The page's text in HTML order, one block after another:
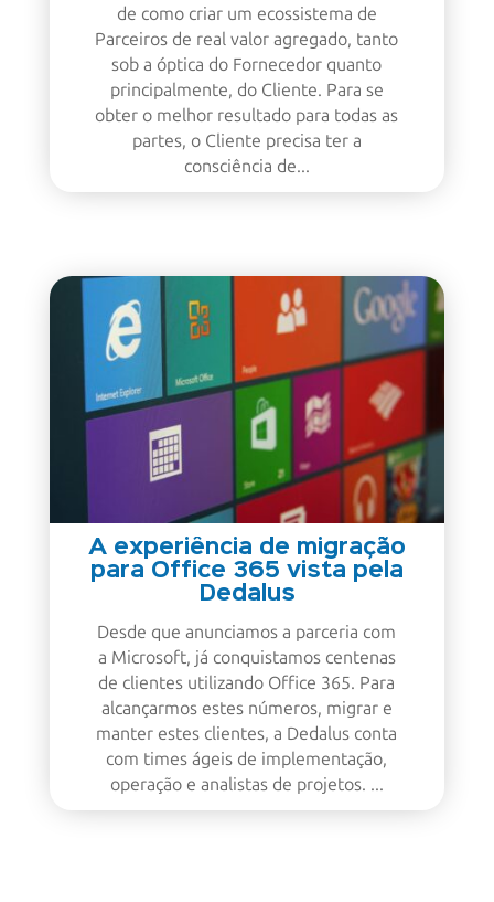
de como criar um ecossistema de
Parceiros de real valor agregado, tanto
sob a óptica do Fornecedor quanto
principalmente, do Cliente. Para se
obter o melhor resultado para todas as
partes, o Cliente precisa ter a
consciência de...
A experiência de migração
para Office 365 vista pela
Dedalus
Desde que anunciamos a parceria com
a Microsoft, já conquistamos centenas
de clientes utilizando Office 365. Para
alcançarmos estes números, migrar e
manter estes clientes, a Dedalus conta
com times ágeis de implementação,
operação e analistas de projetos. ...